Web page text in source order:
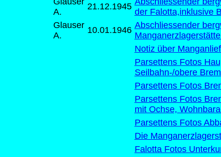
A.
21.12.1945
der Falotta,inklusive
Glauser
A.
10.01.1946 Abschliessender
Notiz über
Parsettens Fotos
Seilbahn-/obere
Parsettens Fotos
Parsettens Fotos
mit Ochse,
Parsettens Fotos
Die
Falotta Fotos